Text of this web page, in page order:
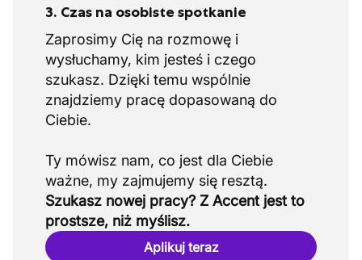
3. Czas na osobiste spotkanie
Zaprosimy Cię na rozmowę i
wysłuchamy, kim jesteś i czego
szukasz. Dzięki temu wspólnie
znajdziemy pracę dopasowaną do
Ciebie.
Ty mówisz nam, co jest dla Ciebie
Szukasz nowej pracy? Z Accent jest to
prostsze, niż myślisz.
Aplikuj teraz